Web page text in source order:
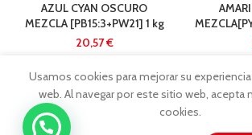
AZUL CYAN OSCURO
MEZCLA [PB15:3+PW21] 1 kg
€
Usamos cookies para mejorar su
web. Al navegar por este sitio web, acepta
cookies.